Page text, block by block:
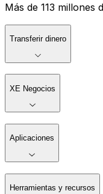
Más de 113 millones
Transferir dinero
XE Negocios
Aplicaciones
Herramientas y recursos